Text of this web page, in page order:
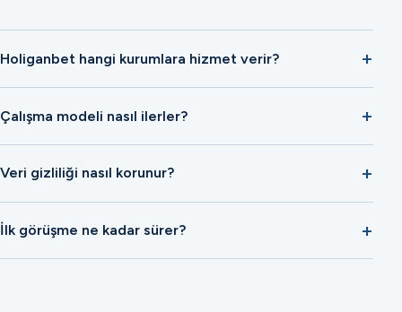
Holiganbet hangi kurumlara hizmet verir?
Çalışma modeli nasıl ilerler?
Veri gizliliği nasıl korunur?
İlk görüşme ne kadar sürer?